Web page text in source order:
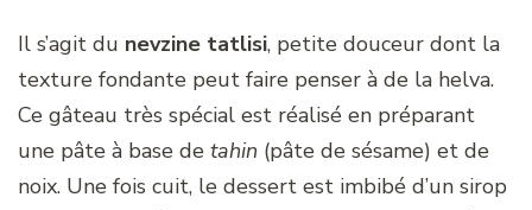
Il s’agit du nevzine tatlisi, petite douceur dont la
texture fondante peut faire penser à de la helva.
Ce gâteau très spécial est réalisé en préparant
une pâte à base de tahin (pâte de sésame) et de
noix. Une fois cuit, le dessert est imbibé d’un sirop